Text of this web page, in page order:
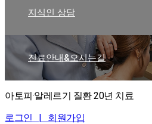
지식인 상담
진료안내&오시는길
아토피·알레르기 질환 20년 치료
로그인 | 회원가입